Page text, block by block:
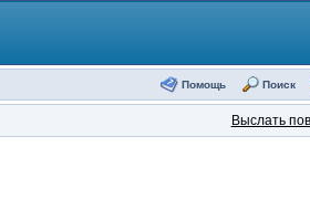
Помощь Поиск
Выслать